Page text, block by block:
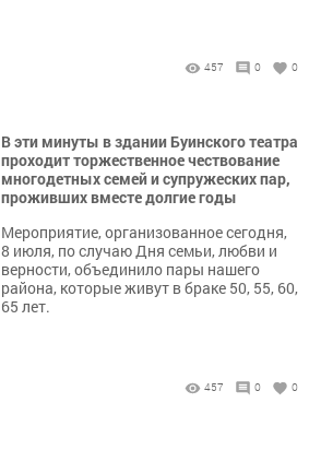
457 0 0
В эти минуты в здании Буинского театра
проходит торжественное чествование
многодетных семей и супружеских пар,
проживших вместе долгие годы
Мероприятие, организованное сегодня,
8 июля, по случаю Дня семьи, любви и
верности, объединило пары нашего
района, которые живут в браке 50, 55, 60,
65 лет.
457 0 0